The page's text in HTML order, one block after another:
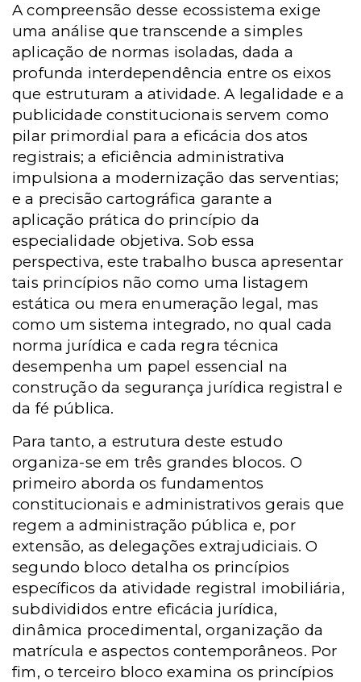
A compreensão desse ecossistema exige
uma análise que transcende a simples
aplicação de normas isoladas, dada a
profunda interdependência entre os eixos
que estruturam a atividade. A legalidade e a
publicidade constitucionais servem como
pilar primordial para a eficácia dos atos
registrais; a eficiência administrativa
impulsiona a modernização das serventias;
e a precisão cartográfica garante a
aplicação prática do princípio da
especialidade objetiva. Sob essa
perspectiva, este trabalho busca apresentar
tais princípios não como uma listagem
estática ou mera enumeração legal, mas
como um sistema integrado, no qual cada
norma jurídica e cada regra técnica
desempenha um papel essencial na
construção da segurança jurídica registral e
da fé pública.
Para tanto, a estrutura deste estudo
organiza-se em três grandes blocos. O
primeiro aborda os fundamentos
constitucionais e administrativos gerais que
regem a administração pública e, por
extensão, as delegações extrajudiciais. O
segundo bloco detalha os princípios
específicos da atividade registral imobiliária,
subdivididos entre eficácia jurídica,
dinâmica procedimental, organização da
matrícula e aspectos contemporâneos. Por
fim, o terceiro bloco examina os princípios